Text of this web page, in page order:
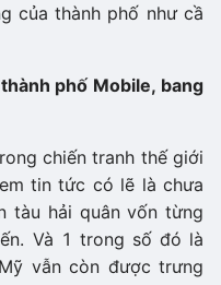
của thành phố như cầ
phố Mobile, bang
chiến tranh thế giới
tin tức có lẽ là chưa
tàu hải quân vốn từng
Và 1 trong số đó là
vẫn còn được trưng